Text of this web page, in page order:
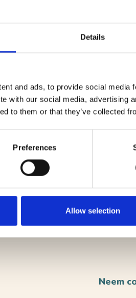
Details
and ads, to provide social media
with our social media, advertising
to them or that they’ve collected
Preferences
Allow selection
gevestigd in
Neem